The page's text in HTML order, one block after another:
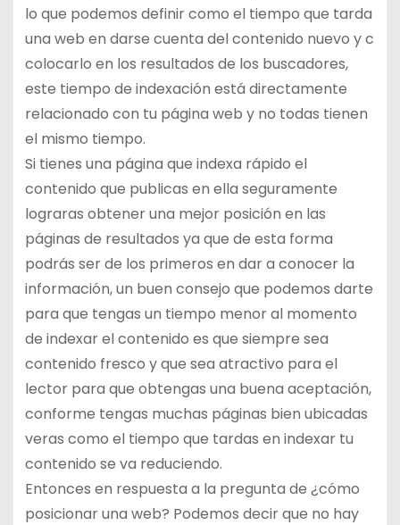
lo que podemos definir como el tiempo que tarda
una web en darse cuenta del contenido nuevo y c
colocarlo en los resultados de los buscadores,
este tiempo de indexación está directamente
relacionado con tu página web y no todas tienen
el mismo tiempo.
Si tienes una página que indexa rápido el
contenido que publicas en ella seguramente
lograras obtener una mejor posición en las
páginas de resultados ya que de esta forma
podrás ser de los primeros en dar a conocer la
información, un buen consejo que podemos darte
para que tengas un tiempo menor al momento
de indexar el contenido es que siempre sea
contenido fresco y que sea atractivo para el
lector para que obtengas una buena aceptación,
conforme tengas muchas páginas bien ubicadas
veras como el tiempo que tardas en indexar tu
contenido se va reduciendo.
Entonces en respuesta a la pregunta de ¿cómo
posicionar una web? Podemos decir que no hay